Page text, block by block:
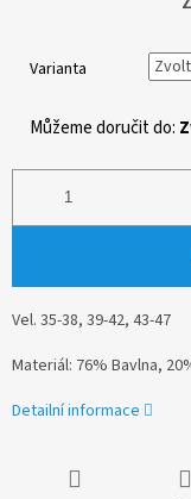
Varianta
Můžeme doručit do:
Vel. 35-38, 39-42, 43-47
Materiál: 76% Bavlna,
Detailní informace